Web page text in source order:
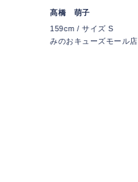
髙橋 萌子
159cm / サイズ S
みのおキューズモール店